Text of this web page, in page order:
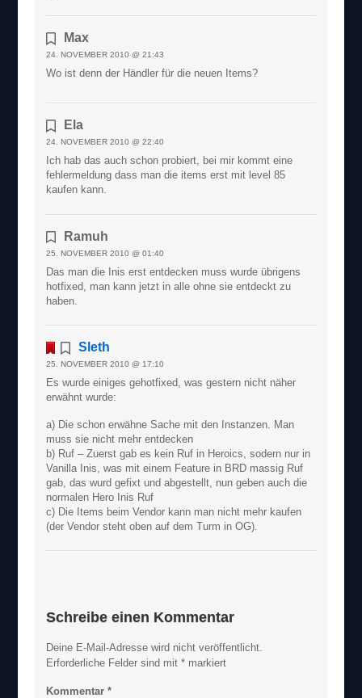
Max
24. NOVEMBER 2010 @ 21:43
Wo ist denn der Händler für die neuen Items?
Ela
24. NOVEMBER 2010 @ 22:40
Ich hab das auch schon probiert, bei mir kommt eine
fehlermeldung dass man die items erst mit level 85
kaufen kann.
Ramuh
25. NOVEMBER 2010 @ 01:40
Das man die Inis erst entdecken muss wurde übrigens
hotfixed, man kann jetzt in alle ohne sie entdeckt zu
haben.
Sleth
25. NOVEMBER 2010 @ 17:10
Es wurde einiges gehotfixed, was gestern nicht näher
erwähnt wurde:
a) Die schon erwähne Sache mit den Instanzen. Man
muss sie nicht mehr entdecken
b) Ruf – Zuerst gab es kein Ruf in Heroics, sodern nur in
Vanilla Inis, was mit einem Feature in BRD massig Ruf
gab, das wurd gefixt und abgestellt, nun geben auch die
normalen Hero Inis Ruf
c) Die Items beim Vendor kann man nicht mehr kaufen
(der Vendor steht oben auf dem Turm in OG).
Schreibe einen Kommentar
Deine E-Mail-Adresse wird nicht veröffentlicht.
Erforderliche Felder sind mit* markiert
Kommentar*